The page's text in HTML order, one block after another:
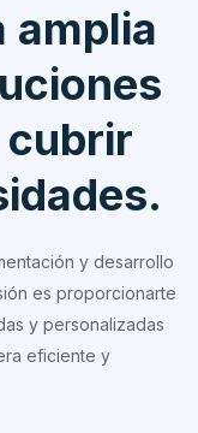
amplia
cubrir
y desarrollo
es proporcionarte
y personalizadas
eficiente y